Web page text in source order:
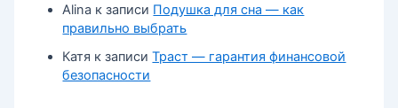
Alina к записи Подушка для сна — как
правильно выбрать
Катя к записиТраст — гарантия финансовой
безопасности